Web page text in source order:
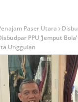
Paser Utara
PPU ‘Jemput
Unggulan